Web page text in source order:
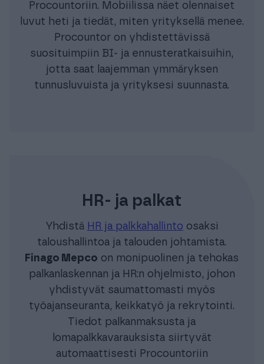
Procountoriin. Mobiilissa näet olennaiset
luvut heti ja tiedät, miten yrityksellä menee.
Procountor on yhdistettävissä
suosituimpiin BI- ja ennusteratkaisuihin,
jotta saat laajemman ymmäryksen
tunnusluvuista ja yrityksesi suunnasta.
HR- ja palkat
Yhdistä HR ja palkkahallinto osaksi
taloushallintoa ja talouden johtamista.
Finago Mepco on monipuolinen ja tehokas
palkanlaskennan ja HR:n ohjelmisto, johon
yhdistyvät saumattomasti myös
työajanseuranta, keikkatyö ja rekrytointi.
Tiedot palkanmaksusta ja
lomapalkkavarauksista siirtyvät
automaattisesti Procountoriin